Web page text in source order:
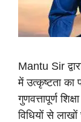
Mantu Sir
में उत्कृष्टता का
गुणवत्तापूर्ण
विधियों से